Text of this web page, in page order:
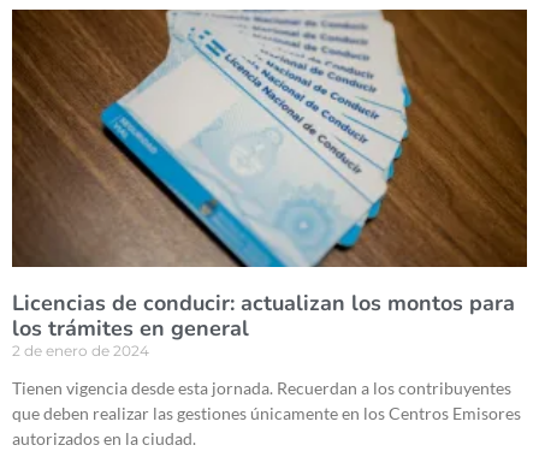
Licencias de conducir: actualizan los montos para
los trámites en general
2 de enero de 2024
Tienen vigencia desde esta jornada. Recuerdan a los contribuyentes
que deben realizar las gestiones únicamente en los Centros Emisores
autorizados en la ciudad.